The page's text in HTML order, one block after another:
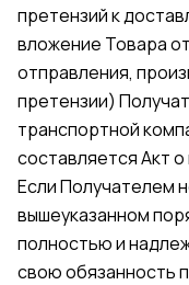
претензий к
вложение Товара
отправления,
претензии)
транспортной
составляется Акт
Если Получателем
вышеуказанном
полностью и
свою обязанность